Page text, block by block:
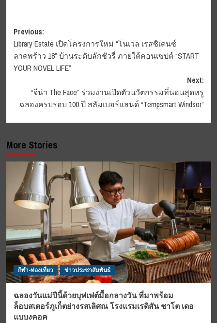
Post
navigation
Previous:
Library Estate เปิดโครงการใหม่ “โนเวล เรสซิเดนซ์
ลาดพร้าว 18” บ้านระดับลักชัวรี่ ภายใต้คอนเซปต์ “START
YOUR NOVEL LIFE”
Next:
“จีน่า The Face” ร่วมงานเปิดตัวนวัตกรรมที่นอนสุดหรู
ฉลองครบรอบ 100 ปี สลัมเบอร์แลนด์ “Tempsmart Windsor”
More Stories
กีฬา-ท่องเที่ยว ข่าวประชาสัมพันธ์
ฉลองวันแม่ปีนี้ด้วยบุฟเฟต์มื้อกลางวัน ที่มาพร้อม
ล็อบสเตอร์ภูเก็ตย่างรสเลิศณ โรงแรมเรดิสัน ชาโต เดอ
แบบงคอค